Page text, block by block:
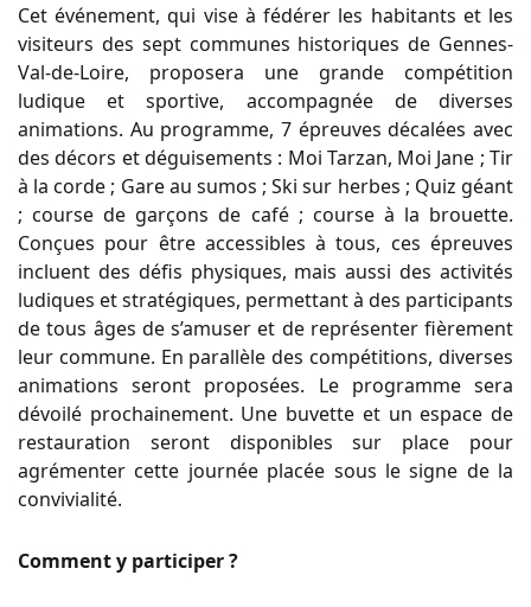
Cet événement, qui vise à fédérer les habitants et les
visiteurs des sept communes historiques de Gennes-
Val-de-Loire, proposera une grande compétition
ludique et sportive, accompagnée de diverses
animations. Au programme, 7 épreuves décalées avec
des décors et déguisements : Moi Tarzan, Moi Jane ; Tir
à la corde ; Gare au sumos ; Ski sur herbes ; Quiz géant
; course de garçons de café ; course à la brouette.
Conçues pour être accessibles à tous, ces épreuves
incluent des défis physiques, mais aussi des activités
ludiques et stratégiques, permettant à des participants
de tous âges de s’amuser et de représenter fièrement
leur commune. En parallèle des compétitions, diverses
animations seront proposées. Le programme sera
dévoilé prochainement. Une buvette et un espace de
restauration seront disponibles sur place pour
agrémenter cette journée placée sous le signe de la
convivialité.
Comment y participer ?